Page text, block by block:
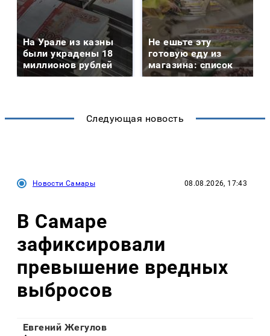
На Урале из казны
были украдены 18
миллионов рублей
Не ешьте эту
готовую еду из
магазина: список
Следующая новость
Новости Самары 08.08.2026, 17:43
В Самаре
зафиксировали
превышение вредных
выбросов
Евгений Жегулов